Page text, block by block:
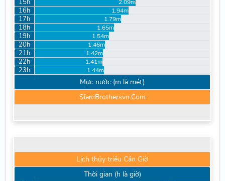
15h 2.09m
16h 1.94m
17h 1.79m
18h 1.65m
19h 1.54m
20h 1.46m
21h 1.42m
22h 1.41m
23h 1.44m
Mực nước (m là mét)
SiamBrothersvn.Com
Lịch thủy triều Cần Giờ
Thời gian (h là giờ)